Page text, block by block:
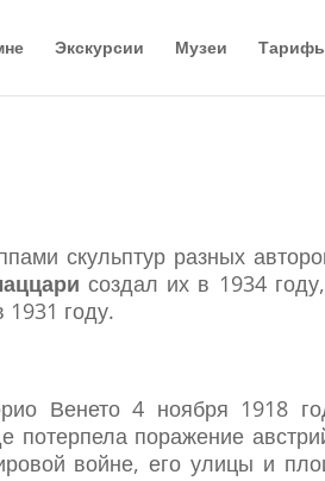
Экскурсии Музеи
скульптур разных
создал их в 1934
году.
Венето 4 ноября 1918
поражение
войне, его улицы и